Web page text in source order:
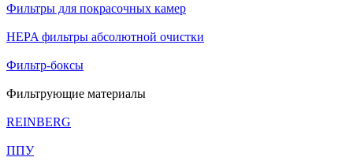
Фильтры для покрасочных камер
HEPA фильтры абсолютной очистки
Фильтр-боксы
Фильтрующие материалы
REINBERG
ППУ